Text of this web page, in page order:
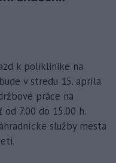
k poliklinike na
v stredu 15. apríla
práce na
7.00 do 15.00 h.
služby mesta